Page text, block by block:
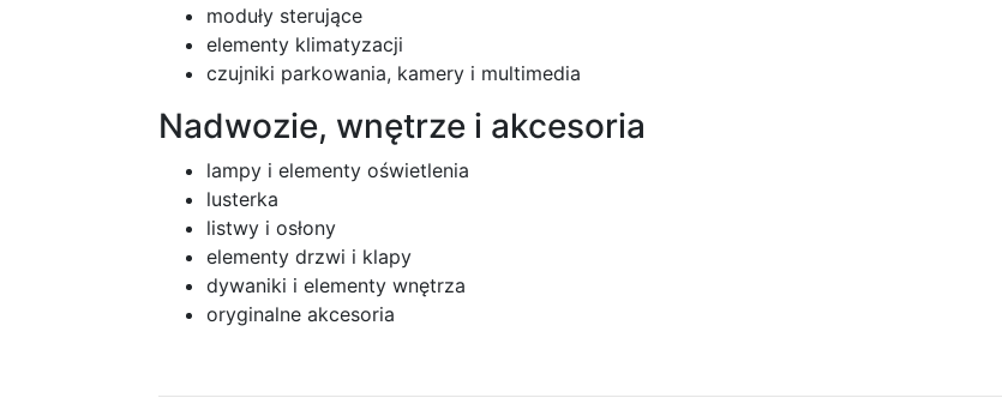
moduły sterujące
elementy klimatyzacji
czujniki parkowania, kamery i multimedia
Nadwozie, wnętrze i akcesoria
lampy i elementy oświetlenia
lusterka
listwy i osłony
elementy drzwi i klapy
dywaniki i elementy wnętrza
oryginalne akcesoria